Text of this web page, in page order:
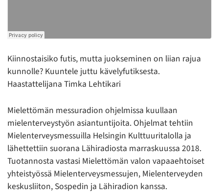
Kiinnostaisiko futis, mutta juokseminen on liian rajua
kunnolle? Kuuntele juttu kävelyfutiksesta.
Haastattelijana Timka Lehtikari
Mielettömän messuradion ohjelmissa kuullaan
mielenterveystyön asiantuntijoita. Ohjelmat tehtiin
Mielenterveysmessuilla Helsingin Kulttuuritalolla ja
lähettettiin suorana Lähiradiosta marraskuussa 2018.
Tuotannosta vastasi Mielettömän valon vapaaehtoiset
yhteistyössä Mielenterveysmessujen, Mielenterveyden
keskusliiton, Sospedin ja Lähiradion kanssa.